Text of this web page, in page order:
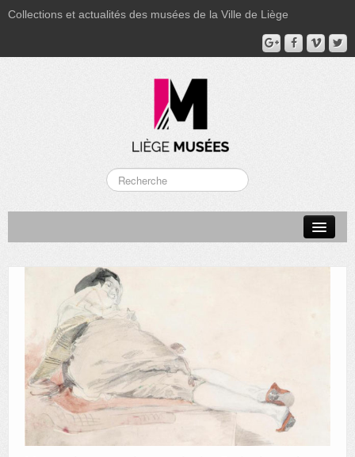
Collections et actualités des musées de la Ville de Liège
MUSÉE GRÉTRY
MUSÉE DU LUMINAIRE
FONDS PATRIMONIAUX
AUTRES LIEUX
ANIMATIONS DES MUSÉES
PUBLICATIONS